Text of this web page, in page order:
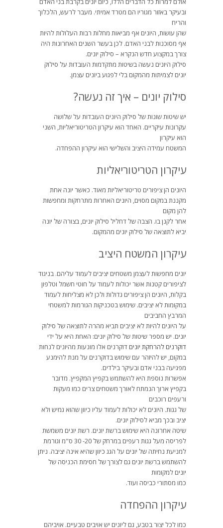
ובעיקר באזור מגוריו הם מטרד אמיתי. מעבר לרעש, הלכלוך
והריח
שהן עושות, היונים אף מביאות מחלות רבות העלולות להיות
אף מסוכנות לבני האדם. לכן בעשר השנים האחרונות היה
צורך במקצוע חדש הנקרא – סילוק יונים.
סילוק היונים נעשה בשיטות מתקדמות העובדות על סילוק
יונים לצמיתות מהמקום בלי לפגוע ביונים עצמן.
סילוק יונים – איך זה נעשה?
יש שיטות שונות של סילוק היונים העובדות על שלושה
עקרונות עיקריים. האחד הוא עיקרון הטריטוריאליות, השני
הוא עיקרון
המשטח עמידה היציב והשלישי הוא עיקרון ההפחדה.
עיקרון הטריטוריאליות
היונים הן ציפורים טריטוריאליות מאוד. כאשר יונה אחת
מקננת במקום מסוים, היונים האחרות מתרחקות ומחפשות
להן מקום
אחר לקנן בו. הצבה של דחליל סילוק יונים, בצורה של יונה
יביא לתוצאה של סילוק יונים מהמקום.
עיקרון המשטח היציב
יונים מחפשות לעצמן משטחים יציבים לעמוד עליהם. בניגוד
לציפורים קטנות אשר יכולות לעמוד על חוטי חשמל וטלפון
בקלות, היונים הן ציפורים גדולות ולכן לא מצליחות לעמוד
במקומות לא יציבים. שימוש בטכניקות הגורמות למשטחי
המרבץ החביבים
על היונים להיות לא יציבים תביא מהרה לתוצאה של סילוק
יונים. יש מספר שיטות של סילוק יונים: האחת היא על ידי
דוקרנים להרחקת יוניםדוקרנים אלו מונעות מהיונים לנחות
במקום, יש להיזהר עם שימוש בדוקרנים על מנת להימנע
מפגיעה בבני אדם ובעיקר בילדים.
אפשרות נוספת היא להשתמש בקפיץ המקפיץ. מדובר
בקפיץ ארוך הנמתח לאורך משטחים צרים כמו מעקות
ורעפים רוכבים
של גגות. היונים לא יכולות לעמוד עליו כיוון שהוא גמיש ולא
יציב ובכך מביא לסילוק יונים.
שיטה אחרונה היא שימוש ברשת יונים. רשת יונים משמשת
לפריסה מעל גגות רעפים במרחק של 20- 30 ס"מ וגורמת
למניעת נחיתה של יונים על הגג כיוון שהיא אינה יציבה. ניתן
להשתמש ברשת יונים גם לצורך של חסימת הכניסה של
יונים למקומות
כמו מסתורי כביסה ועוד.
עיקרון ההפחדה
כמו לכל יצור בטבע, גם ליונים יש אויבים טבעיים. אויביהם